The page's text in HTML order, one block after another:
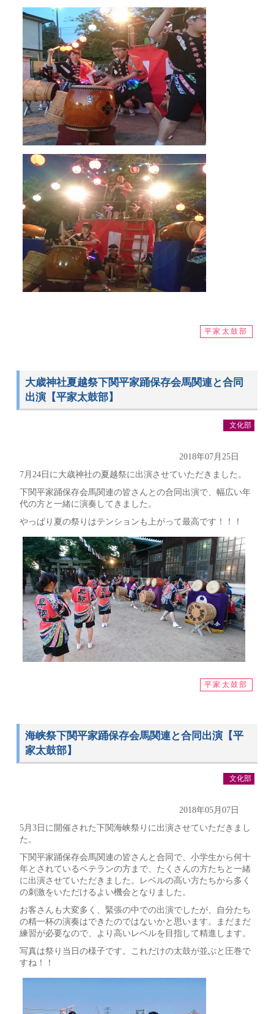
平家太鼓部
大歳神社夏越祭下関平家踊保存会馬関連と合同
出演【平家太鼓部】
文化部
2018年07月25日
7月24日に大歳神社の夏越祭に出演させていただきました。
下関平家踊保存会馬関連の皆さんとの合同出演で、幅広い年
代の方と一緒に演奏してきました。
やっぱり夏の祭りはテンションも上がって最高です！！！
平家太鼓部
海峡祭下関平家踊保存会馬関連と合同出演【平
家太鼓部】
文化部
2018年05月07日
5月3日に開催された下関海峡祭りに出演させていただきまし
た。
下関平家踊保存会馬関連の皆さんと合同で、小学生から何十
年とされているベテランの方まで、たくさんの方たちと一緒
に出演させていただきました。レベルの高い方たちから多く
の刺激をいただけるよい機会となりました。
お客さんも大変多く、緊張の中での出演でしたが、自分たち
の精一杯の演奏はできたのではないかと思います。まだまだ
練習が必要なので、より高いレベルを目指して精進します。
写真は祭り当日の様子です。これだけの太鼓が並ぶと圧巻で
すね！！